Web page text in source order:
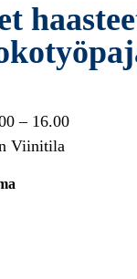
– 16.00
Viinitila